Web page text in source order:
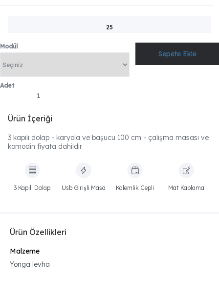
25
Modül
Adet
Ürün İçeriği
3 kapılı dolap - karyola ve başucu 100 cm - çalışma masası ve
komodin fiyata dahildir
3 Kapılı Dolap Usb Girişli Masa Kalemlik Cepli Mat Kaplama
Ürün Özellikleri
Malzeme
Yonga levha